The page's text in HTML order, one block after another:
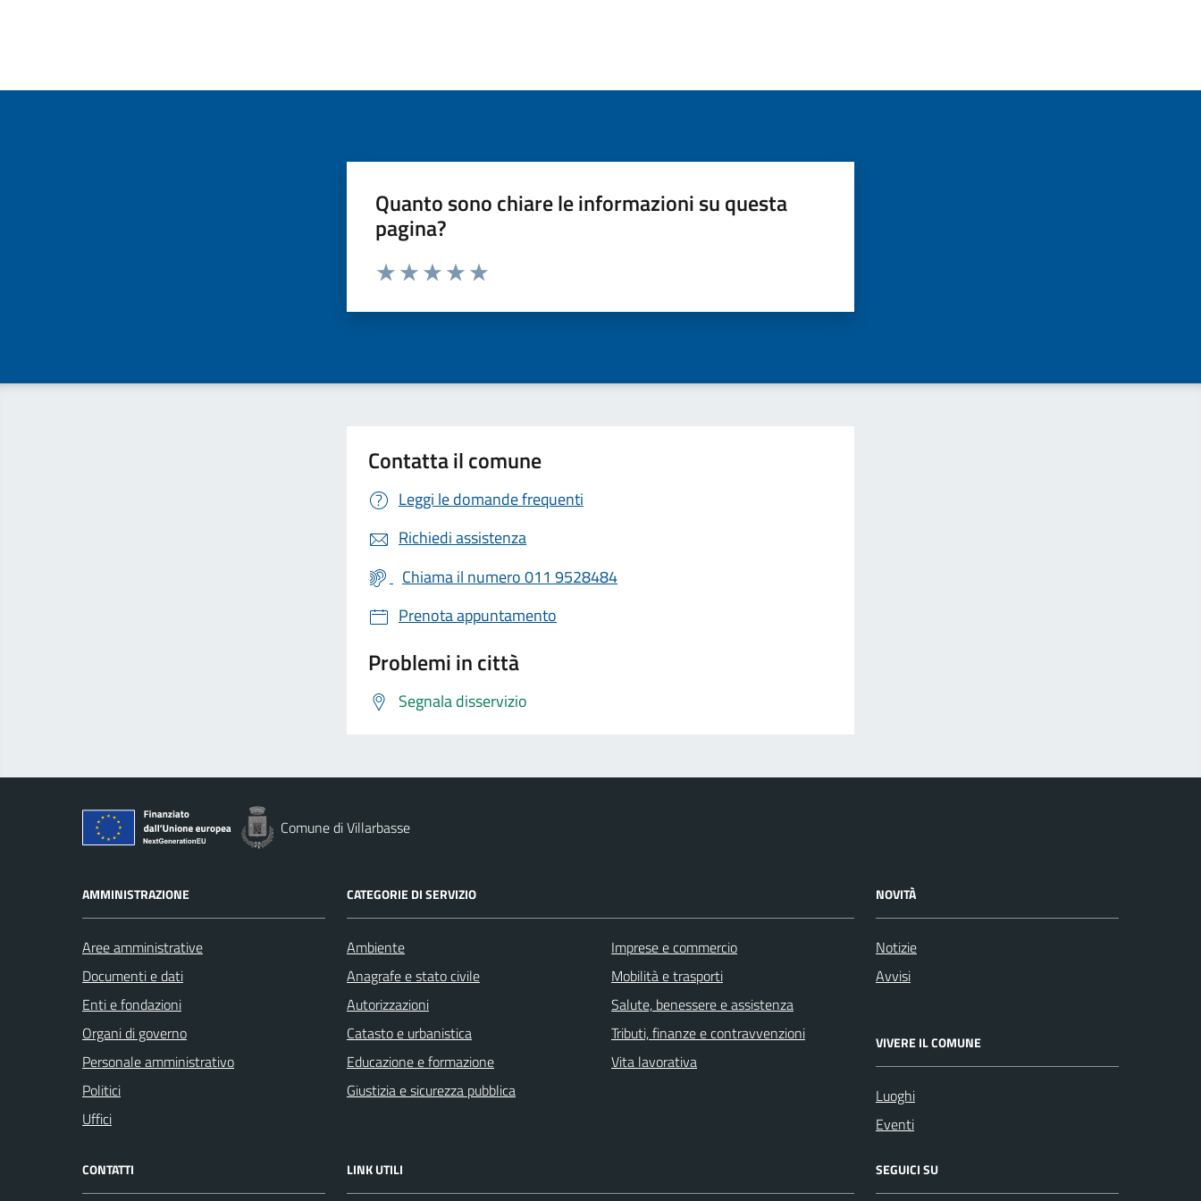
Quanto sono chiare le informazioni su questa
pagina?
Valuta da 1 a 5 stelle la pagina
Contatta il comune
Leggi le domande frequenti
Richiedi assistenza
Chiama il numero 011 9528484
Prenota appuntamento
Problemi in città
Segnala disservizio
Comune di Villarbasse
AMMINISTRAZIONE
Aree amministrative
Documenti e dati
Enti e fondazioni
Organi di governo
Personale amministrativo
Politici
Uffici
CATEGORIE DI SERVIZIO
Ambiente
Anagrafe e stato civile
Autorizzazioni
Catasto e urbanistica
Educazione e formazione
Giustizia e sicurezza pubblica
Imprese e commercio
Mobilità e trasporti
Salute, benessere e assistenza
Tributi, finanze e contravvenzioni
Vita lavorativa
NOVITÀ
Notizie
Avvisi
VIVERE IL COMUNE
Luoghi
Eventi
CONTATTI LINK UTILI SEGUICI SU